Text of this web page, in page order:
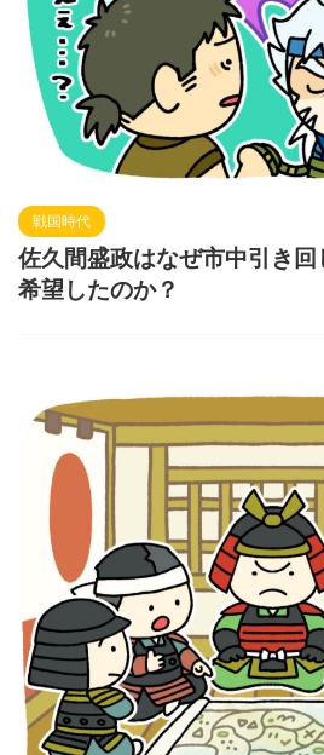
戦国時代
佐久間盛政はなぜ市中引き
希望したのか？